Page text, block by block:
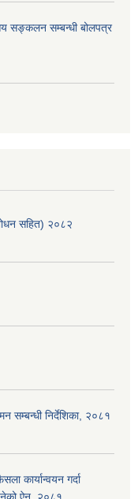
सङ्कलन सम्बन्धी बोलपत्र
सहित) २०८२
सम्बन्धी निर्देशिका, २०८१
कार्यान्वयन गर्दा